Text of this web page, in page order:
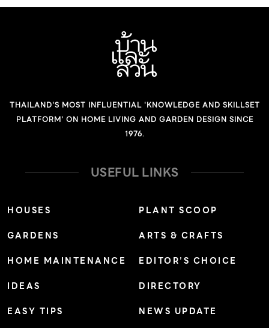
THAILAND'S MOST INFLUENTIAL 'KNOWLEDGE AND SKILLSET
PLATFORM' ON HOME LIVING AND GARDEN DESIGN SINCE
1976.
USEFUL LINKS
HOUSES
GARDENS
HOME MAINTENANCE
IDEAS
EASY TIPS
PLANT SCOOP
ARTS & CRAFTS
EDITOR’S CHOICE
DIRECTORY
NEWS UPDATE